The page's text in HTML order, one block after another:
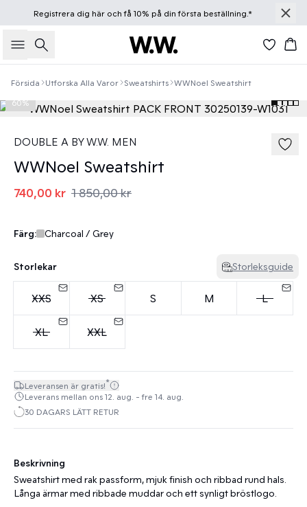
Registrera dig häroch få 10% på din första beställning.*
Sök
Försida Utforska Alla Varor Sweatshirts WWNoel Sweatshirt
60%
DOUBLE A BY W.W. MEN
WWNoel Sweatshirt
740,00 kr 1 850,00 kr
Färg: Charcoal / Grey
Storlekar Storleksguide
XXS XS S M L
XL XXL
Leveransen är gratis!*
Leverans mellan ons 12. aug. - fre 14. aug.
30 DAGARS LÄTT RETUR
Beskrivning
Sweatshirt med rak passform, mjuk finish och ribbad rund hals.
Långa ärmar med ribbade muddar och ett synligt bröstlogo.